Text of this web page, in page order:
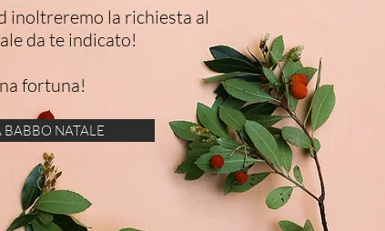
inoltreremo la richiesta al
da te indicato!
fortuna!
BABBO NATALE